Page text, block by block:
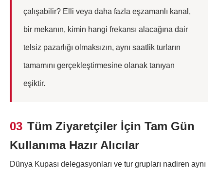
çalışabilir? Elli veya daha fazla eşzamanlı kanal,
bir mekanın, kimin hangi frekansı alacağına dair
telsiz pazarlığı olmaksızın, aynı saatlik turların
tamamını gerçekleştirmesine olanak tanıyan
eşiktir.
03 Tüm Ziyaretçiler İçin Tam Gün
Kullanıma Hazır Alıcılar
Dünya Kupası delegasyonları ve tur grupları nadiren aynı